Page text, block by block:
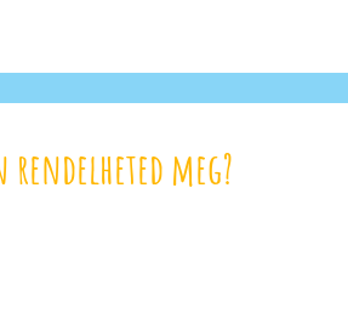
rendelheted meg?